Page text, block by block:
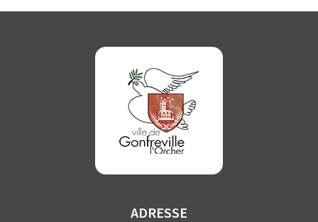
ADRESSE